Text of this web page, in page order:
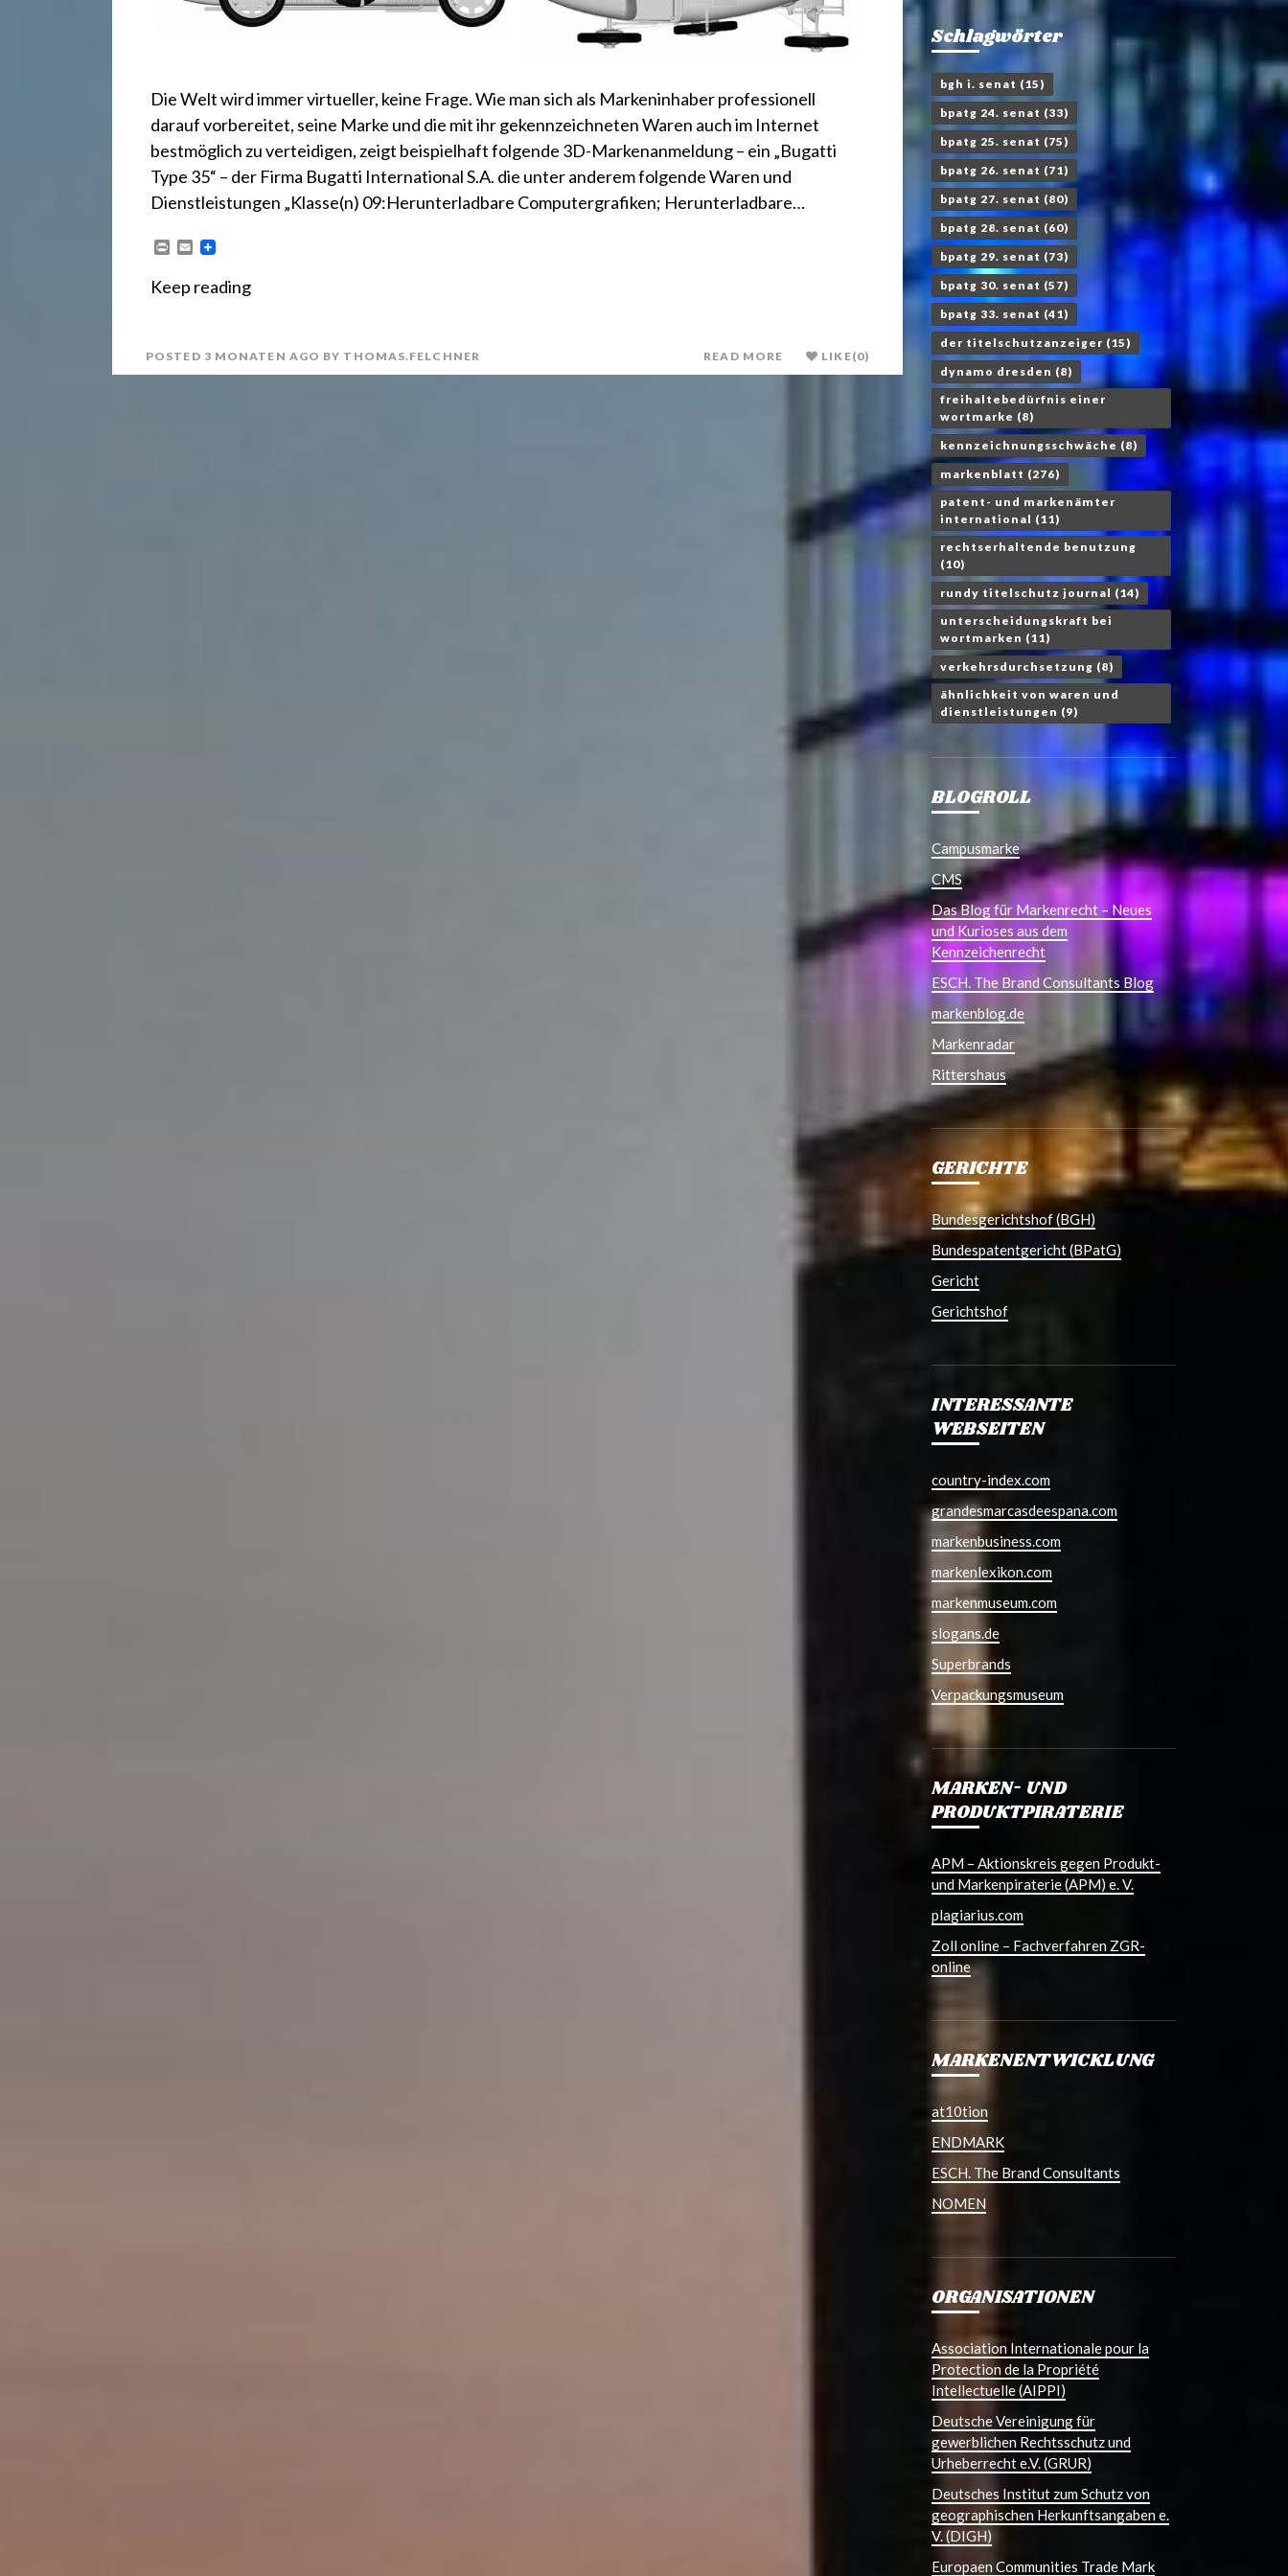
Die Welt wird immer virtueller, keine Frage. Wie man sich als Markeninhaber professionell
darauf vorbereitet, seine Marke und die mit ihr gekennzeichneten Waren auch im Internet
bestmöglich zu verteidigen, zeigt beispielhaft folgende 3D-Markenanmeldung – ein „Bugatti
Type 35“ – der Firma Bugatti International S.A. die unter anderem folgende Waren und
Dienstleistungen „Klasse(n) 09:Herunterladbare Computergrafiken; Herunterladbare…
P
n
E
i
Keep reading
POSTED 3 MONATEN AGO BY THOMAS.FELCHNER READ MORE LIKE(0)
Schlagwörter
bgh i. senat (15)
bpatg 24. senat (33)
bpatg 25. senat (75)
bpatg 26. senat (71)
bpatg 27. senat (80)
bpatg 28. senat (60)
bpatg 29. senat (73)
bpatg 30. senat (57)
bpatg 33. senat (41)
der titelschutzanzeiger (15)
dynamo dresden (8)
freihaltebedürfnis einer
wortmarke (8)
kennzeichnungsschwäche (8)
markenblatt (276)
patent- und markenämter
international (11)
rechtserhaltende benutzung
(10)
rundy titelschutz journal (14)
unterscheidungskraft bei
wortmarken (11)
verkehrsdurchsetzung (8)
ähnlichkeit von waren und
dienstleistungen (9)
BLOGROLL
Campusmarke
CMS
Das Blog für Markenrecht – Neues
und Kurioses aus dem
Kennzeichenrecht
ESCH. The Brand Consultants Blog
markenblog.de
Markenradar
Rittershaus
GERICHTE
Bundesgerichtshof (BGH)
Bundespatentgericht (BPatG)
Gericht
Gerichtshof
INTERESSANTE
WEBSEITEN
country-index.com
grandesmarcasdeespana.com
markenbusiness.com
markenlexikon.com
markenmuseum.com
slogans.de
Superbrands
Verpackungsmuseum
MARKEN- UND
PRODUKTPIRATERIE
APM – Aktionskreis gegen Produkt-
und Markenpiraterie (APM) e. V.
plagiarius.com
Zoll online – Fachverfahren ZGR-
online
MARKENENTWICKLUNG
at10tion
ENDMARK
ESCH. The Brand Consultants
NOMEN
ORGANISATIONEN
Association Internationale pour la
Protection de la Propriété
Intellectuelle (AIPPI)
Deutsche Vereinigung für
gewerblichen Rechtsschutz und
Urheberrecht e.V. (GRUR)
Deutsches Institut zum Schutz von
geographischen Herkunftsangaben e.
V. (DIGH)
Europaen Communities Trade Mark